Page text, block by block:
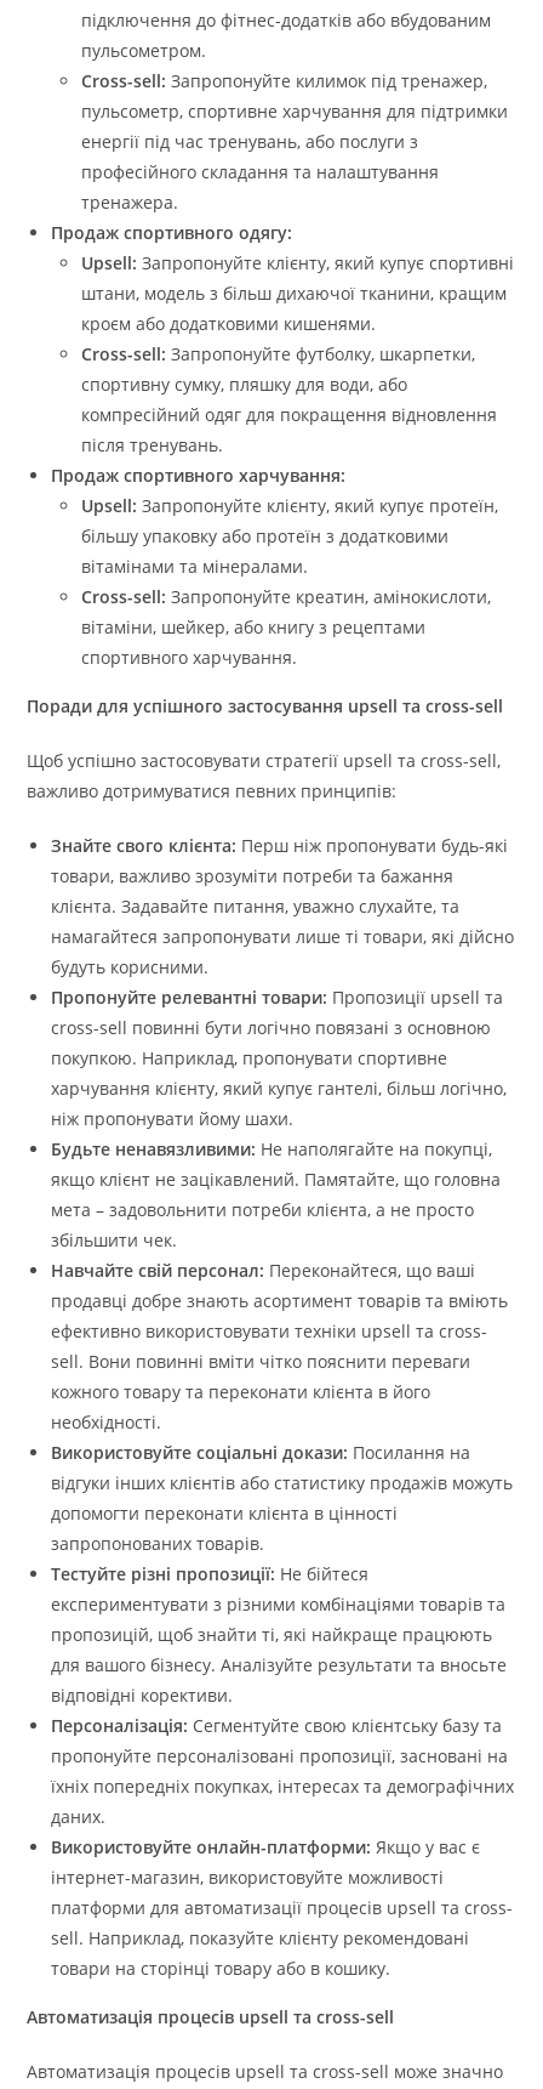
підключення до фітнес-додатків або вбудованим
пульсометром.
Cross-sell: Запропонуйте килимок під тренажер,
пульсометр, спортивне харчування для підтримки
енергії під час тренувань, або послуги з
професійного складання та налаштування
тренажера.
Продаж спортивного одягу:
Upsell: Запропонуйте клієнту, який купує спортивні
штани, модель з більш дихаючої тканини, кращим
кроєм або додатковими кишенями.
Cross-sell: Запропонуйте футболку, шкарпетки,
спортивну сумку, пляшку для води, або
компресійний одяг для покращення відновлення
після тренувань.
Продаж спортивного харчування:
Upsell: Запропонуйте клієнту, який купує протеїн,
більшу упаковку або протеїн з додатковими
вітамінами та мінералами.
Cross-sell: Запропонуйте креатин, амінокислоти,
вітаміни, шейкер, або книгу з рецептами
спортивного харчування.
Поради для успішного застосування upsell та cross-sell
Щоб успішно застосовувати стратегії upsell та cross-sell,
важливо дотримуватися певних принципів:
Знайте свого клієнта: Перш ніж пропонувати будь-які
товари, важливо зрозуміти потреби та бажання
клієнта. Задавайте питання, уважно слухайте, та
намагайтеся запропонувати лише ті товари, які дійсно
будуть корисними.
Пропонуйте релевантні товари: Пропозиції upsell та
cross-sell повинні бути логічно повязані з основною
покупкою. Наприклад, пропонувати спортивне
харчування клієнту, який купує гантелі, більш логічно,
ніж пропонувати йому шахи.
Будьте ненавязливими: Не наполягайте на покупці,
якщо клієнт не зацікавлений. Памятайте, що головна
мета – задовольнити потреби клієнта, а не просто
збільшити чек.
Навчайте свій персонал: Переконайтеся, що ваші
продавці добре знають асортимент товарів та вміють
ефективно використовувати техніки upsell та cross-
sell. Вони повинні вміти чітко пояснити переваги
кожного товару та переконати клієнта в його
необхідності.
Використовуйте соціальні докази: Посилання на
відгуки інших клієнтів або статистику продажів можуть
допомогти переконати клієнта в цінності
запропонованих товарів.
Тестуйте різні пропозиції: Не бійтеся
експериментувати з різними комбінаціями товарів та
пропозицій, щоб знайти ті, які найкраще працюють
для вашого бізнесу. Аналізуйте результати та вносьте
відповідні корективи.
Персоналізація: Сегментуйте свою клієнтську базу та
пропонуйте персоналізовані пропозиції, засновані на
їхніх попередніх покупках, інтересах та демографічних
даних.
Використовуйте онлайн-платформи: Якщо у вас є
інтернет-магазин, використовуйте можливості
платформи для автоматизації процесів upsell та cross-
sell. Наприклад, показуйте клієнту рекомендовані
товари на сторінці товару або в кошику.
Автоматизація процесів upsell та cross-sell
Автоматизація процесів upsell та cross-sell може значно